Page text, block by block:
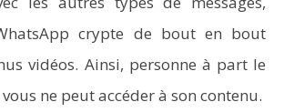
Asus : Top 6 des meilleurs modèles
crypte de bout en bout
vidéos. Ainsi, personne à part le
ne peut accéder à son contenu.